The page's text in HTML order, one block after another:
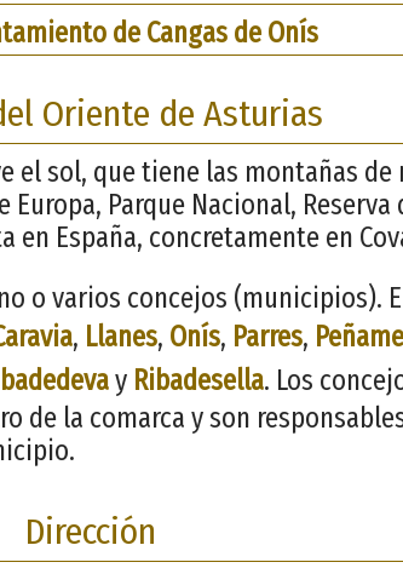
de Cangas de Onís
Oriente de Asturias
el sol, que tiene las montañas
Parque Nacional, Reserva
España, concretamente en
o varios concejos (municipios).
, Llanes, Onís, Parres,
y Ribadesella. Los
de la comarca y son
Dirección